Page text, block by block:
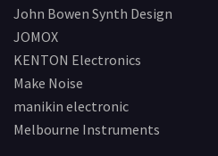
John Bowen Synth Design
JOMOX
KENTON Electronics
Make Noise
manikin electronic
Melbourne Instruments